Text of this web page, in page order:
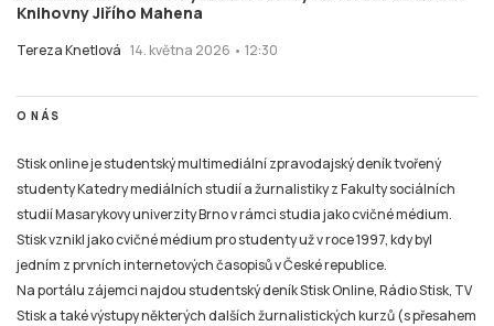
Knihovny Jiřího Mahena
Tereza Knetlová 14. května 2026 • 12:30
O NÁS
Stisk online je studentský multimediální zpravodajský deník tvořený
studenty Katedry mediálních studií a žurnalistiky z Fakulty sociálních
studií Masarykovy univerzity Brno v rámci studia jako cvičné médium.
Stisk vznikl jako cvičné médium pro studenty už v roce 1997, kdy byl
jedním z prvních internetových časopisů v České republice.
Na portálu zájemci najdou studentský deník Stisk Online, Rádio Stisk, TV
Stisk a také výstupy některých dalších žurnalistických kurzů (s přesahem